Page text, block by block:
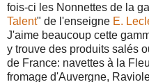
fois-ci les Nonnettes de la
Talent" de l'enseigne E.
J'aime beaucoup cette
y trouve des produits salés
de France: navettes à la
fromage d'Auvergne,